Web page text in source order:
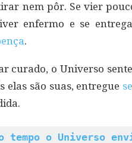
nem pôr. Se vier
enfermo e se
.
curado, o Universo
elas são suas, entregue
tempo o Universo